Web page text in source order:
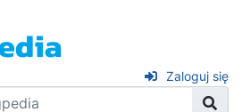
Zaloguj się